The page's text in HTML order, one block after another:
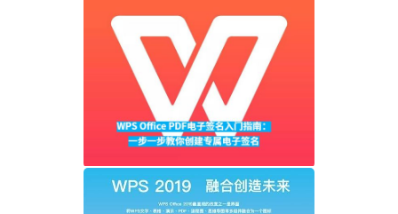
WPS Office PDF电子签名入门指南：一步
一步教你创建专属电子签名